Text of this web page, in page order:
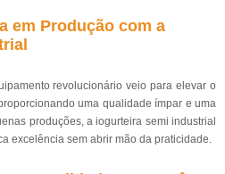
em Produção com a
revolucionário veio para elevar o
uma qualidade ímpar e uma
produções, a iogurteira semi industrial
excelência sem abrir mão da praticidade.